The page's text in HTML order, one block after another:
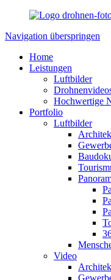
Navigation überspringen
Home
Leistungen
Luftbilder
Hochwertige
Portfolio
Luftbilder
Video